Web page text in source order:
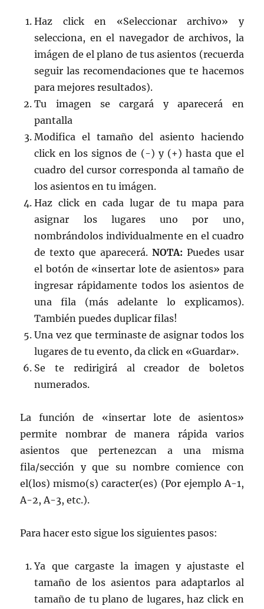
Haz click en «Seleccionar archivo» y
selecciona, en el navegador de archivos, la
imágen de el plano de tus asientos (recuerda
seguir las recomendaciones que te hacemos
para mejores resultados).
Tu imagen se cargará y aparecerá en
pantalla
Modifica el tamaño del asiento haciendo
click en los signos de (-) y (+) hasta que el
cuadro del cursor corresponda al tamaño de
los asientos en tu imágen.
Haz click en cada lugar de tu mapa para
asignar los lugares uno por uno,
nombrándolos individualmente en el cuadro
de texto que aparecerá. NOTA: Puedes usar
el botón de «insertar lote de asientos» para
ingresar rápidamente todos los asientos de
una fila (más adelante lo explicamos).
También puedes duplicar filas!
Una vez que terminaste de asignar todos los
lugares de tu evento, da click en «Guardar».
Se te redirigirá al creador de boletos
numerados.
La función de «insertar lote de asientos»
permite nombrar de manera rápida varios
asientos que pertenezcan a una misma
fila/sección y que su nombre comience con
el(los) mismo(s) caracter(es) (Por ejemplo A-1,
A-2, A-3, etc.).
Para hacer esto sigue los siguientes pasos:
Ya que cargaste la imagen y ajustaste el
tamaño de los asientos para adaptarlos al
tamaño de tu plano de lugares, haz click en